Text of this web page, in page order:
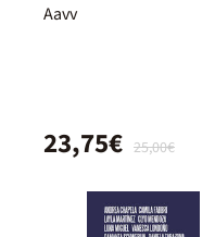
Aavv
25,00€
23,75€